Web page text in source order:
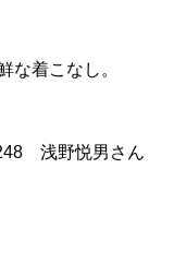
な着こなし。
浅野悦男さん